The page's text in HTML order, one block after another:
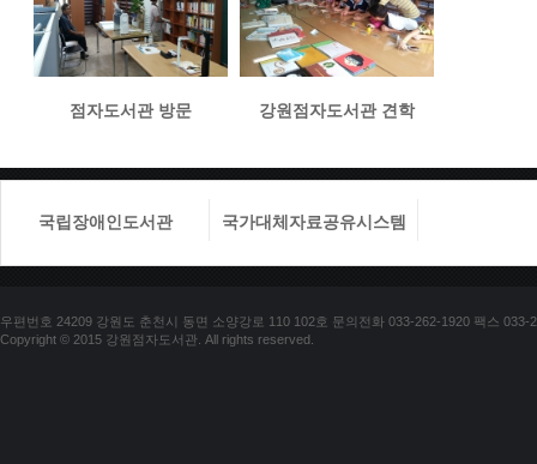
점자도서관 방문 강원점자도서관 견학
국립장애인도서관 국가대체자료공유시스템
우편번호 24209 강원도 춘천시 동면 소양강로 110 102호 문의전화 033-262-1920 팩스 033-
Copyright © 2015 강원점자도서관. All rights reserved.